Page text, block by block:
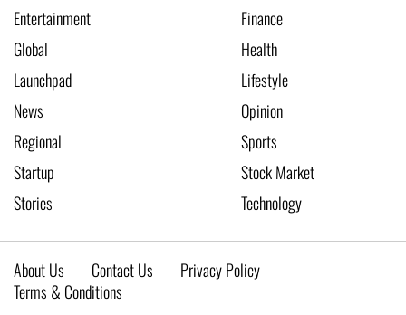
Entertainment
Finance
Global
Health
Launchpad
Lifestyle
News
Opinion
Regional
Sports
Startup
Stock Market
Stories
Technology
About Us Contact Us
Privacy Policy
Terms & Conditions